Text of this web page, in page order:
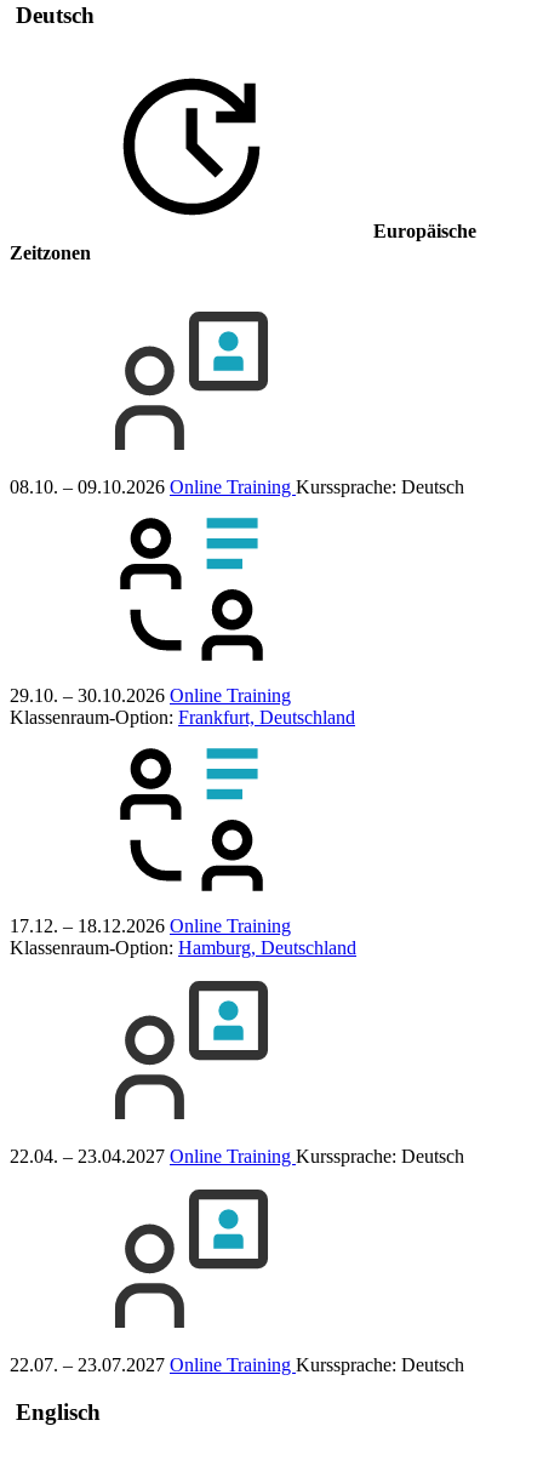
Deutsch
Europäische
Zeitzonen
08.10. – 09.10.2026 Online Training Kurssprache: Deutsch
29.10. – 30.10.2026 Online Training
Klassenraum-Option: Frankfurt, Deutschland
17.12. – 18.12.2026 Online Training
Klassenraum-Option: Hamburg, Deutschland
22.04. – 23.04.2027 Online Training Kurssprache: Deutsch
22.07. – 23.07.2027 Online Training Kurssprache: Deutsch
Englisch